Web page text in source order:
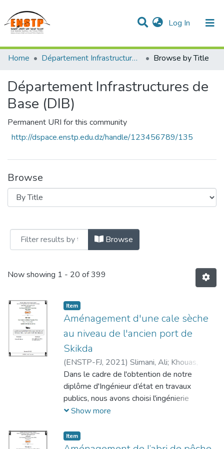
Log In (current)
DSPACE de l'École Nationale Supérieure des Travaux
Publics
Home Département Infrastructures de Base (DIB) Browse by Title
Département Infrastructures de
Base (DIB)
Permanent URI for this community
http://dspace.enstp.edu.dz/handle/123456789/135
Browse
Browsing Département Infrastructures
Browse
Now showing 1 - 20 of 399
Item
Aménagement d'une cale sèche
au niveau de l'ancien port de
Skikda
(ENSTP-FJ, 2021) Slimani, Ali; Khouas,
Zohra
Dans le cadre de l'obtention de notre
diplôme d'Ingénieur d’état en travaux
publics, nous avons choisi l'ingénierie
portuaire et côtière comme thème pour
portuaire Algérienne est en progression
mais cette dernière ne suffit pas pour
Show more
Item